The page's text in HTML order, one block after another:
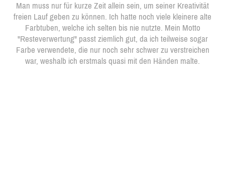
Man muss nur für kurze Zeit allein sein, um seiner Kreativität
freien Lauf geben zu können. Ich hatte noch viele kleinere alte
Farbtuben, welche ich selten bis nie nutzte. Mein Motto
"Resteverwertung" passt ziemlich gut, da ich teilweise sogar
Farbe verwendete, die nur noch sehr schwer zu verstreichen
war, weshalb ich erstmals quasi mit den Händen malte.